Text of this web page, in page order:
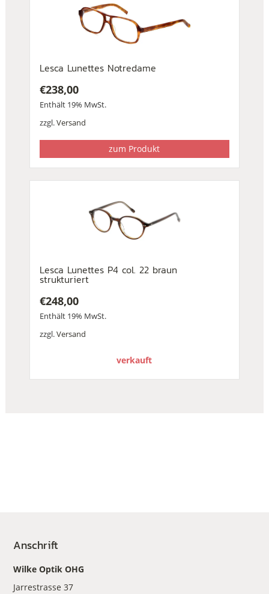
Lesca Lunettes Notredame
€238,00
Enthält 19% MwSt.
zzgl.Versand
zum Produkt
Lesca Lunettes P4 col. 22 braun
strukturiert
€248,00
Enthält 19% MwSt.
zzgl.Versand
verkauft
Anschrift
Wilke Optik OHG
Jarrestrasse 37